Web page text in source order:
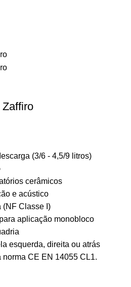
(3/6 - 4,5/9 litros)
cerâmicos
e acústico
(NF Classe I)
aplicação monobloco
esquerda, direita ou atrás
CE EN 14055 CL1.